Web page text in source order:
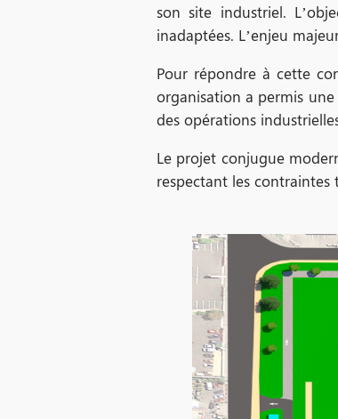
son site industriel.
inadaptées. L’enjeu
Pour répondre à cette
organisation a permis
des opérations
Le projet conjugue
respectant les contraintes